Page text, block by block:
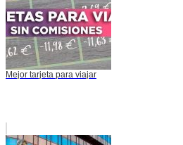
Mejor tarjeta para viajar